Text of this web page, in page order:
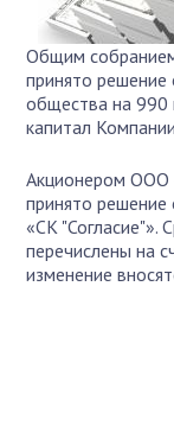
Общим
принято решение
общества на 990
капитал
Акционером ООО
принято решение
«СК "Согласие"».
перечислены на
изменение